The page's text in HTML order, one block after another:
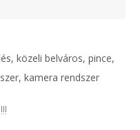
közeli belváros, pince,
kamera rendszer